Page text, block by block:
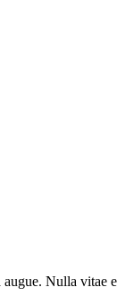
Nulla vitae